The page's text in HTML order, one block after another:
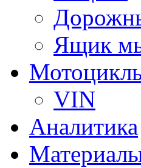
Ящик
VIN
Аналитика